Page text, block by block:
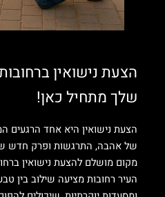
הצעת נישואין
שלך מתחיל כאן!
הצעת נישואין היא אחד הרגעים
של אהבה, התרגשות ופרק חדש
מקום מושלם להצעת נישואין
העיר רחובות מציעה שילוב בין